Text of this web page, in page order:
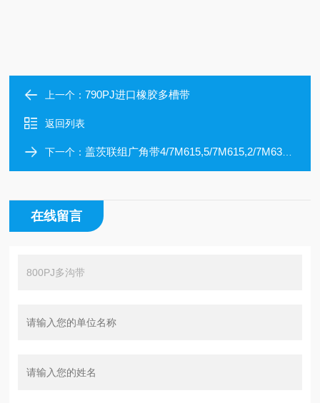
上一个：790PJ进口橡胶多槽带
返回列表
下一个：盖茨联组广角带4/7M615,5/7M615,2/7M630,3/7M630,4/7M630,5/7M630
在线留言